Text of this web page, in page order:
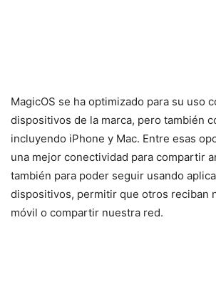
MagicOS se ha optimizado para su uso
dispositivos de la marca, pero también
incluyendo iPhone y Mac. Entre esas
una mejor conectividad para compartir
también para poder seguir usando
dispositivos, permitir que otros reciban
móvil o compartir nuestra red.